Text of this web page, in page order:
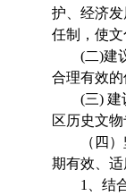
护、经济
任制，使文
(二)建
合理有效的
(三) 建
区历史文物
（四
期有效、
1
结